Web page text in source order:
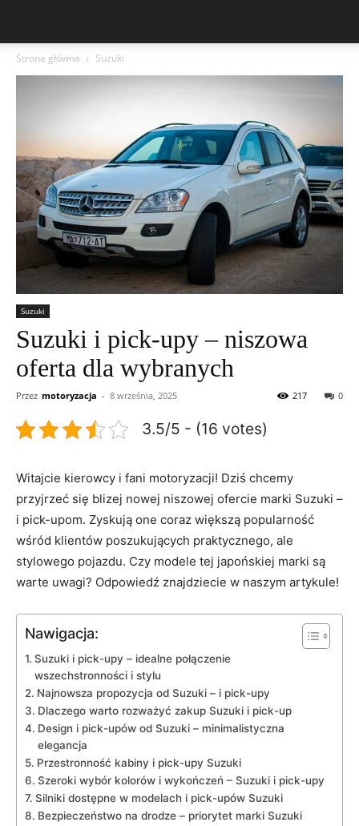
Strona główna Suzuki
Suzuki
Suzuki i pick-upy – niszowa
oferta dla wybranych
Przez motoryzacja - 8 września, 2025 0
217
3.5/5 - (16 votes)
Witajcie kierowcy⁢ i fani motoryzacji! Dziś chcemy
przyjrzeć się blizej nowej niszowej ofercie marki Suzuki –
i‍ pick-upom.‍ Zyskują one‌ coraz większą popularność
wśród klientów poszukujących praktycznego, ale
stylowego pojazdu. Czy modele tej japońskiej marki są
warte uwagi? Odpowiedź ‌znajdziecie w naszym artykule!
Nawigacja:
Suzuki i pick-upy ⁢– idealne połączenie
wszechstronności i stylu
Najnowsza propozycja od Suzuki – i pick-upy
Dlaczego warto rozważyć zakup Suzuki i pick-up
Design i pick-upów od Suzuki – minimalistyczna
elegancja
Przestronność kabiny i pick-upy Suzuki
Szeroki⁢ wybór kolorów i wykończeń – Suzuki i ⁣pick-upy
Silniki dostępne⁤ w modelach i pick-upów Suzuki
Bezpieczeństwo‌ na drodze – priorytet marki Suzuki